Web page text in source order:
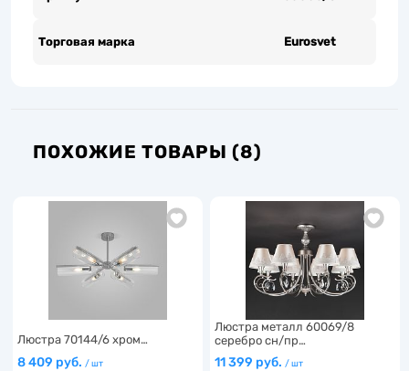
Торговая марка Eurosvet
ПОХОЖИЕ ТОВАРЫ (8)
Люстра 70144/6 хром…
8 409 руб. / шт
Люстра металл 60069/8
серебро сн/пр…
11 399 руб. / шт